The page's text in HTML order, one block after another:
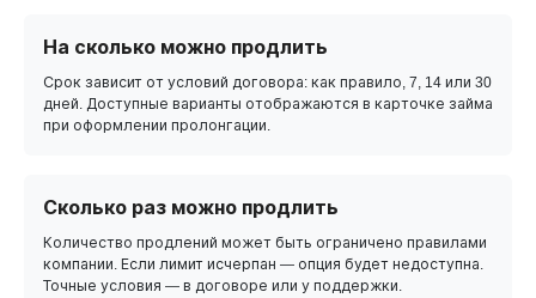
На сколько можно продлить
Срок зависит от условий договора: как правило, 7, 14 или 30
дней. Доступные варианты отображаются в карточке займа
при оформлении пролонгации.
Сколько раз можно продлить
Количество продлений может быть ограничено правилами
компании. Если лимит исчерпан — опция будет недоступна.
Точные условия — в договоре или у поддержки.